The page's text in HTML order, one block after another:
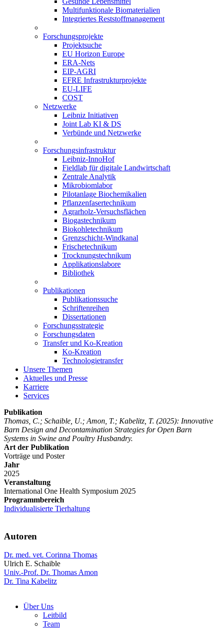
Multifunktionale Biomaterialien
Integriertes Reststoffmanagement
Forschungsprojekte
Projektsuche
EU Horizon Europe
ERA-Nets
EIP-AGRI
EFRE Infrastrukturprojekte
EU-LIFE
COST
Netzwerke
Leibniz Initiativen
Joint Lab KI & DS
Verbünde und Netzwerke
Forschungsinfrastruktur
Leibniz-InnoHof
Fieldlab für digitale Landwirtschaft
Zentrale Analytik
Mikrobiomlabor
Pilotanlage Biochemikalien
Pflanzenfasertechnikum
Agrarholz-Versuchsflächen
Biogastechnikum
Biokohletechnikum
Grenzschicht-Windkanal
Frischetechnikum
Trocknungstechnikum
Applikationslabore
Bibliothek
Publikationen
Publikationssuche
Schriftenreihen
Dissertationen
Forschungsstrategie
Forschungsdaten
Transfer und Ko-Kreation
Ko-Kreation
Technologietransfer
Unsere Themen
Aktuelles und Presse
Karriere
Services
Publikation
Thomas, C.; Schaible, U.; Amon, T.; Kabelitz, T. (2025): Innovative
Barn Design and Decontamination Strategies for Open Barn
Systems in Swine and Poultry Husbandry.
Art der Publikation
Vorträge und Poster
Jahr
2025
Veranstaltung
International One Health Symposium 2025
Programmbereich
Individualisierte Tierhaltung
Autoren
Dr. med. vet. Corinna Thomas
Ulrich E. Schaible
Univ.-Prof. Dr. Thomas Amon
Dr. Tina Kabelitz
Über Uns
Leitbild
Team